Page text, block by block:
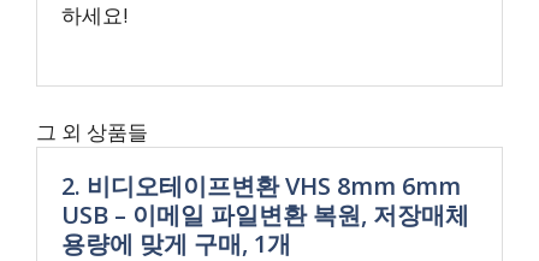
하세요!
그 외 상품들
2. 비디오테이프변환 VHS 8mm 6mm
USB – 이메일 파일변환 복원, 저장매체
용량에 맞게 구매, 1개